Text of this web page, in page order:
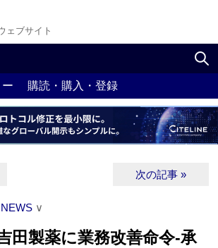
ェブサイト
購読・購入・登録
次の記事 »
∨
田製薬に業務改善命令‐承